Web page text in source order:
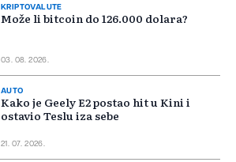
KRIPTOVALUTE
Može li bitcoin do 126.000 dolara?
03. 08. 2026.
AUTO
Kako je Geely E2 postao hit u Kini i
ostavio Teslu iza sebe
21. 07. 2026.